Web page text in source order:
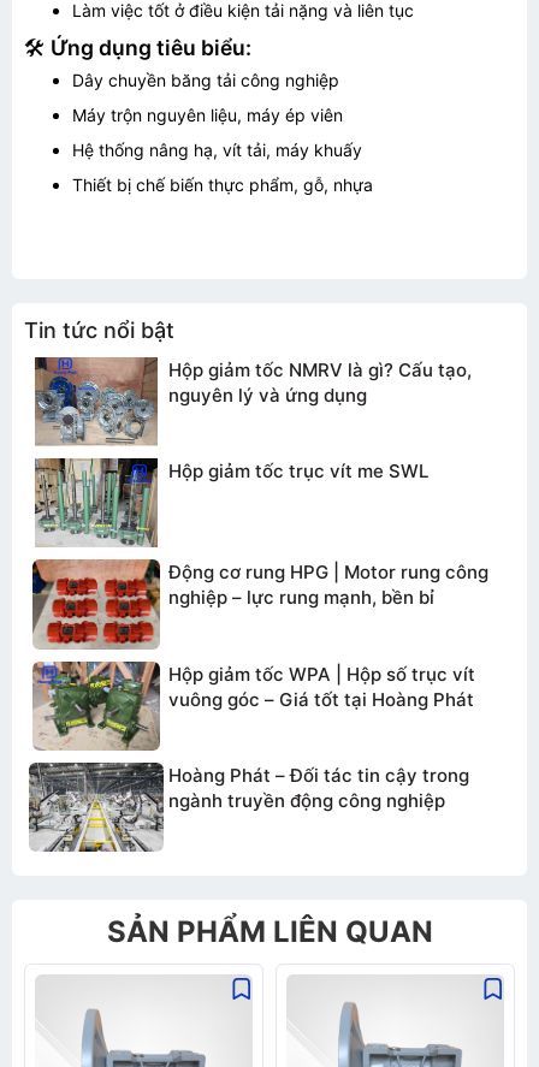
TƯ VẤN BÁO GIÁ
Gửi thông tin
Làm việc tốt ở điều kiện tải nặng và liên tục
🛠️ Ứng dụng tiêu biểu:
Dây chuyền băng tải công nghiệp
Máy trộn nguyên liệu, máy ép viên
Hệ thống nâng hạ, vít tải, máy khuấy
Thiết bị chế biến thực phẩm, gỗ, nhựa
Tin tức nổi bật
Hộp giảm tốc NMRV là gì? Cấu tạo,
nguyên lý và ứng dụng
Hộp giảm tốc trục vít me SWL
Động cơ rung HPG | Motor rung công
nghiệp – lực rung mạnh, bền bỉ
Hộp giảm tốc WPA | Hộp số trục vít
vuông góc – Giá tốt tại Hoàng Phát
Hoàng Phát – Đối tác tin cậy trong
ngành truyền động công nghiệp
SẢN PHẨM LIÊN QUAN